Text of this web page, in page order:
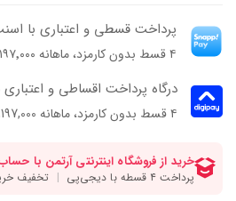
پرداخت قسطی و اعتباری با
۴ قسط بدون کارمزد، ماهانه ۴٬۱۹۷٬۰۰۰ تومان
درگاه پرداخت اقساطی و
۴ قسط بدون کارمزد، ماهانه 4,197,000 تومان